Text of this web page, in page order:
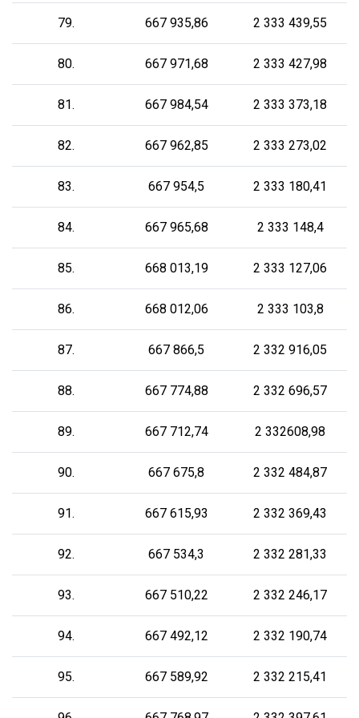
79. 667 935,86 2 333 439,55
80. 667 971,68 2 333 427,98
81. 667 984,54 2 333 373,18
82. 667 962,85 2 333 273,02
83. 667 954,5 2 333 180,41
84. 667 965,68 2 333 148,4
85. 668 013,19 2 333 127,06
86. 668 012,06 2 333 103,8
87. 667 866,5 2 332 916,05
88. 667 774,88 2 332 696,57
89. 667 712,74 2 332608,98
90. 667 675,8 2 332 484,87
91. 667 615,93 2 332 369,43
92. 667 534,3 2 332 281,33
93. 667 510,22 2 332 246,17
94. 667 492,12 2 332 190,74
95. 667 589,92 2 332 215,41